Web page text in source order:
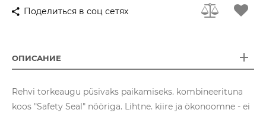
Поделиться в соц сетях
ОПИСАНИЕ
Rehvi torkeaugu püsivaks paikamiseks. kombineerituna
koos "Safety Seal" nööriga. Lihtne. kiire ja ökonoomne - ei